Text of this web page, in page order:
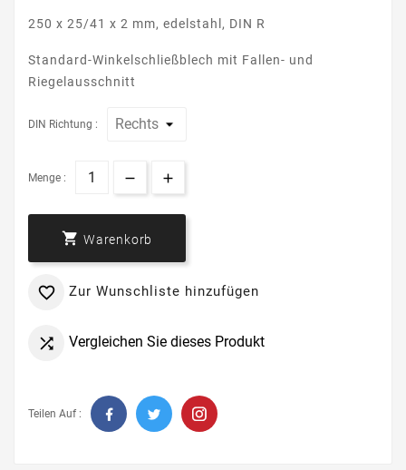
250 x 25/41 x 2 mm, edelstahl, DIN R
Standard-Winkelschließblech mit Fallen- und
Riegelausschnitt
DIN Richtung :
Menge :
 Warenkorb
 Zur Wunschliste hinzufügen
 Vergleichen Sie dieses Produkt
Teilen Auf :